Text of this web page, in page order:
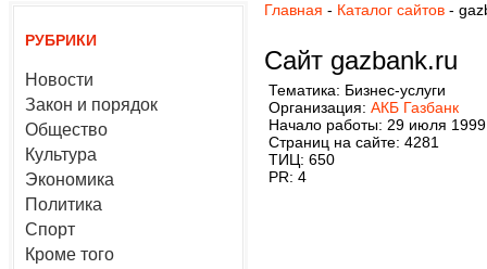
РУБРИКИ
Новости
Закон и порядок
Общество
Культура
Экономика
Политика
Спорт
Кроме того
Главная - Каталог сайтов -
Сайт gazbank.ru
Тематика: Бизнес-услуги
Организация: АКБ Газбанк
Начало работы: 29 июля 1999
Страниц на сайте: 4281
ТИЦ: 650
PR: 4